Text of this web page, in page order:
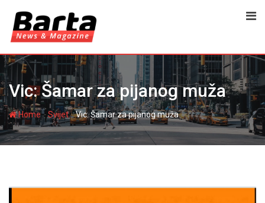
content
Vic: Šamar za pijanog muža
Home-Svijet-Vic: Šamar za pijanog muža